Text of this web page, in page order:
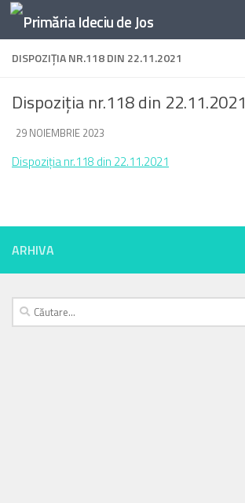
Skip to content
DISPOZIȚIA NR.118 DIN 22.11.2021
Dispoziția nr.118 din 22.11.2021
DE ·
29 NOIEMBRIE 2023
Dispoziția nr.118 din 22.11.2021
ARHIVA
Caută
după: